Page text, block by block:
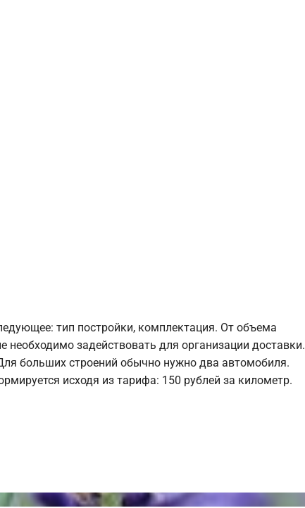
тип постройки, комплектация. От объема
необходимо задействовать для организации доставки.
больших строений обычно нужно два автомобиля.
исходя из тарифа: 150 рублей за километр.